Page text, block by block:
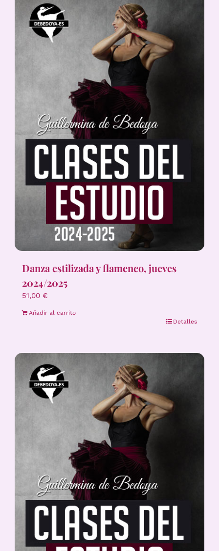
Danza estilizada y flamenco, jueves
2024/2025
51,00 €
Añadir al carrito
Detalles